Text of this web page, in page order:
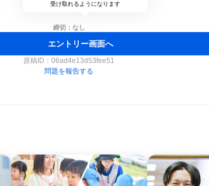
受け取れるようになります
締切：なし
エントリー画面へ
原稿ID： 06ad4e13d53fee51
問題を報告する